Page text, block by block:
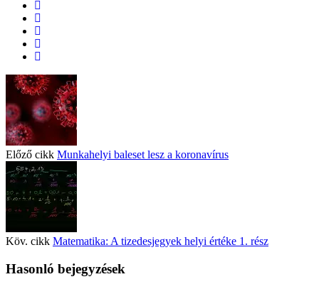
Előző cikk Munkahelyi baleset lesz a koronavírus
Köv. cikk Matematika: A tizedesjegyek helyi értéke 1. rész
Hasonló bejegyzések